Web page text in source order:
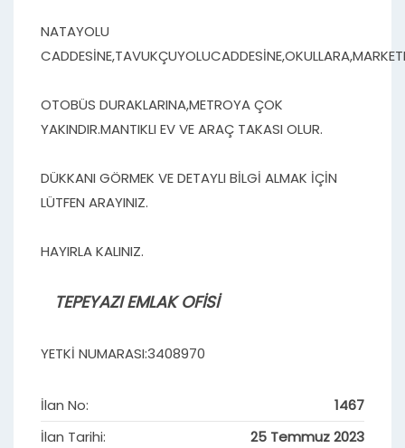
NATAYOLU
OTOBÜS DURAKLARINA,METROYA ÇOK
YAKINDIR.MANTIKLI EV VE ARAÇ TAKASI OLUR.
DÜKKANI GÖRMEK VE DETAYLI BİLGİ ALMAK İÇİN
LÜTFEN ARAYINIZ.
HAYIRLA KALINIZ.
TEPEYAZI EMLAK OFİSİ
YETKİ NUMARASI:3408970
İlan No:
1467
İlan Tarihi:
25 Temmuz 2023